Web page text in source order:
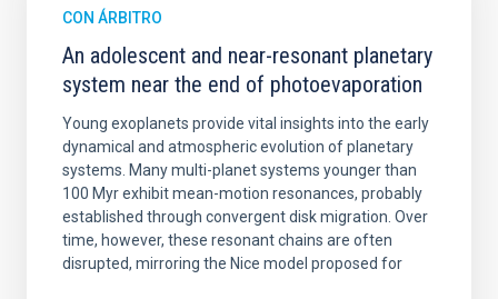
CON ÁRBITRO
An adolescent and near-resonant planetary
system near the end of photoevaporation
Young exoplanets provide vital insights into the early
dynamical and atmospheric evolution of planetary
systems. Many multi-planet systems younger than
100 Myr exhibit mean-motion resonances, probably
established through convergent disk migration. Over
time, however, these resonant chains are often
disrupted, mirroring the Nice model proposed for